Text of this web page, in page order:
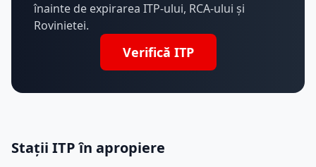
înainte de expirarea ITP-ului, RCA-ului și
Rovinietei.
Verifică ITP
Stații ITP în apropiere